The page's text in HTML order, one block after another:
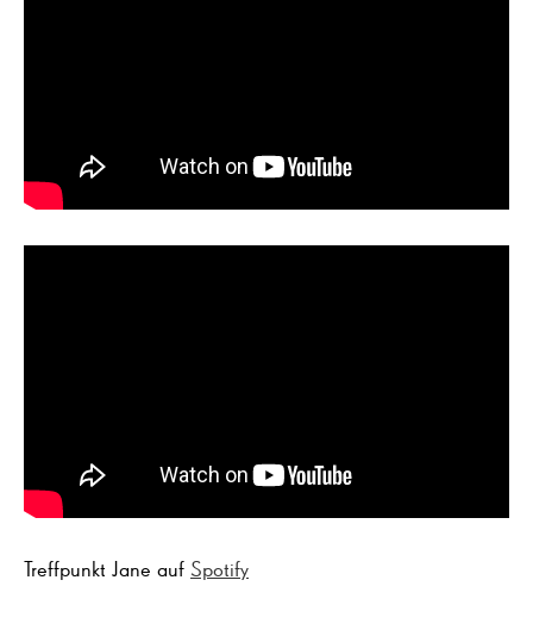
Treffpunkt Jane auf Spotify